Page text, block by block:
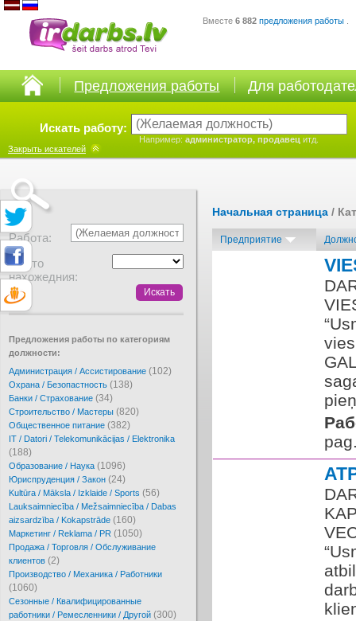
Вместе 6 882 предложения работы
Предложения работы Для
Искать работу:
Например: администратор, продавец итд.
Закрыть искателей
Работа:
Место
нахожедния:
Предложения работы по категориям
должности:
Администрация / Ассистирование (102)
Охрана / Безопастность (138)
Банки / Страхование (34)
Cтроительство / Мастеры (820)
Oбщественное питание (382)
IT / Datori / Telekomunikācijas / Elektronika
(188)
Образование / Наука (1096)
Юриспруденция / Закон (24)
Kultūra / Māksla / Izklaide / Sports (56)
Lauksaimniecība / Mežsaimniecība / Dabas
aizsardzība / Kokapstrāde (160)
Маркетинг / Reklama / PR (1050)
Продажа / Торговля / Обслуживание
клиентов (2)
Производство / Механика / Работники
(1060)
Сезонные / Квалифицированные
работники / Ремесленники / Другой (300)
Начальная страница /
Предприятие